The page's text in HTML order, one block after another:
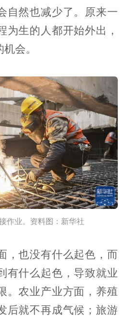
自然也减少了。原来一
为生的人都开始外出，
会。
作业。资料图：新华社
，也没有什么起色，而
有什么起色，导致就业
。农业产业方面，养殖
后就不再成气候；旅游